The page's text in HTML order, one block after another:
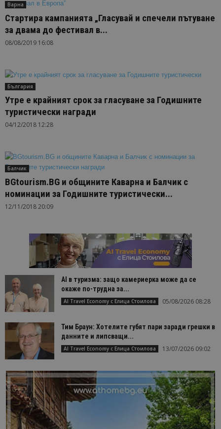
Варна
Стартира кампанията „Гласувай и спечели пътуване
за двама до фестивал в...
08/08/2019 16:08
България
Утре е крайният срок за гласуване за Годишните
туристически награди
04/12/2018 12:28
Балчик
BGtourism.BG и общините Каварна и Балчик с
номинации за Годишните туристически...
12/11/2018 20:09
AI в туризма: защо камериерка може да се
окаже по-трудна за...
AI Travel Economy с Елица Стоилова 05/08/2026 08:28
Тим Браун: Хотелите губят пари заради грешки в
данните и липсващи...
AI Travel Economy с Елица Стоилова 13/07/2026 09:02